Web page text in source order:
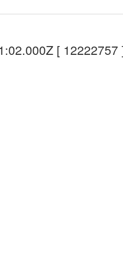
[ 12222757